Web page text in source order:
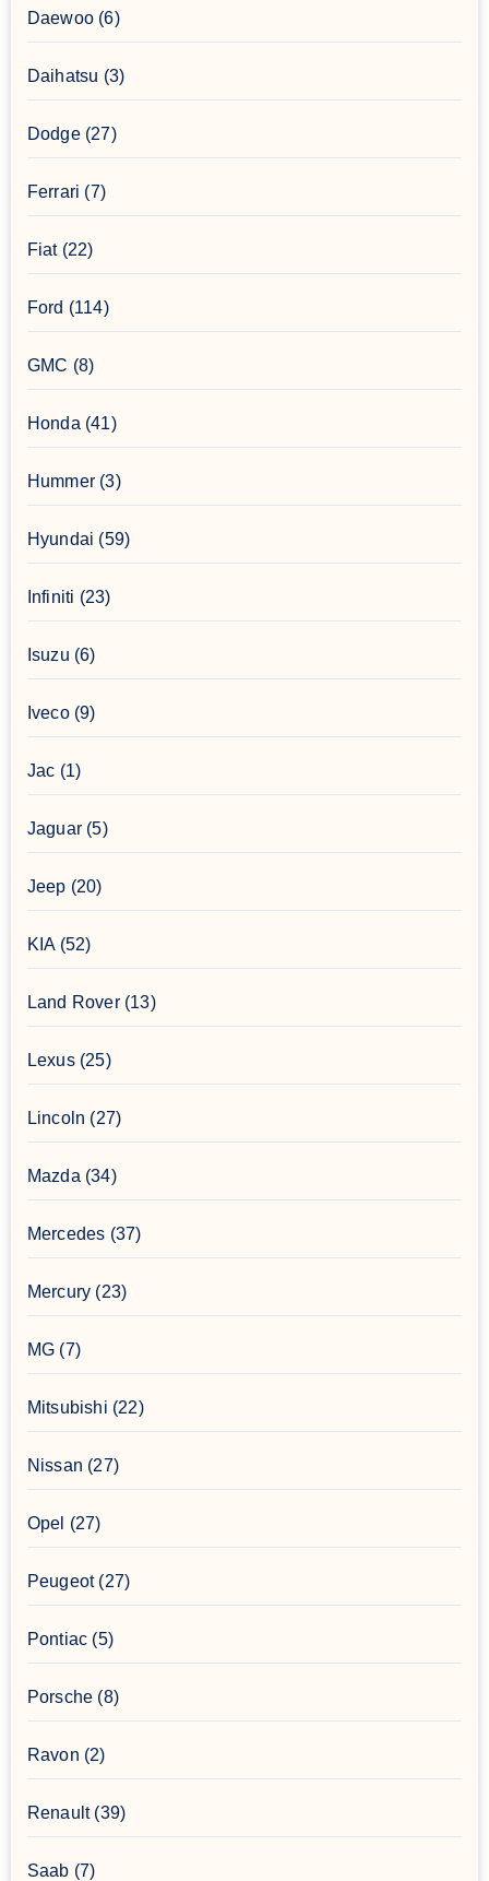
Daewoo(6)
Daihatsu (3)
Dodge(27)
Ferrari (7)
Fiat(22)
Ford (114)
GMC (8)
Honda (41)
Hummer(3)
Hyundai (59)
Infiniti (23)
Isuzu (6)
Iveco(9)
Jac (1)
Jaguar(5)
Jeep (20)
KIA(52)
Land Rover(13)
Lexus(25)
Lincoln (27)
Mazda (34)
Mercedes (37)
Mercury (23)
MG (7)
Mitsubishi (22)
Nissan (27)
Opel (27)
Peugeot(27)
Pontiac (5)
Porsche (8)
Ravon (2)
Renault(39)
Saab (7)